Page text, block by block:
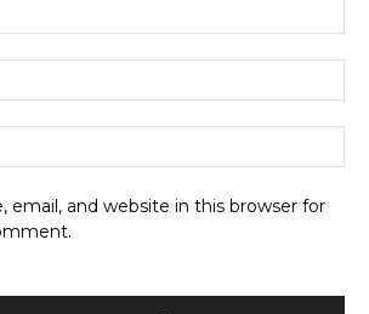
email, and website in this browser for